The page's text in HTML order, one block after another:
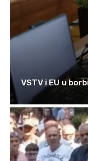
VSTV i EU u